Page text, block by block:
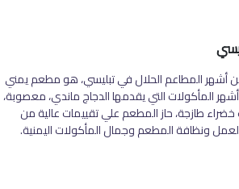
أشهر المطاعم الحلال في تبليسي، هو مطعم يمني
المأكولات التي يقدمها الدجاج ماندي، معصوبة،
طازجة، حاز المطعم علي تقييمات عالية من
ونظافة المطعم وجمال المأكولات اليمنية.